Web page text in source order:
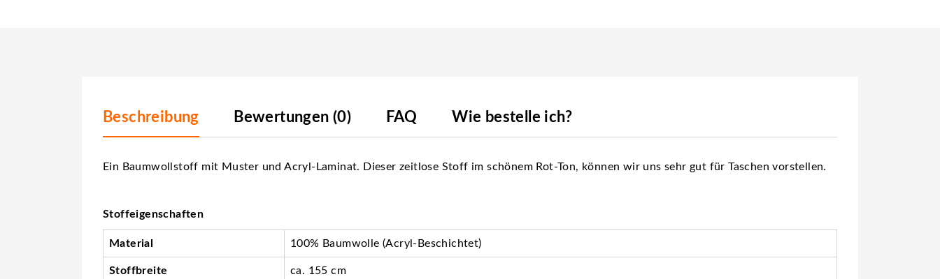
Beschreibung Bewertungen (0) FAQ Wie bestelle ich?
Ein Baumwollstoff mit Muster und Acryl-Laminat. Dieser zeitlose Stoff im schönem Rot-Ton, können wir uns sehr gut für Taschen vorstellen.
Stoffeigenschaften
Material 100% Baumwolle (Acryl-Beschichtet)
Stoffbreite ca. 155 cm